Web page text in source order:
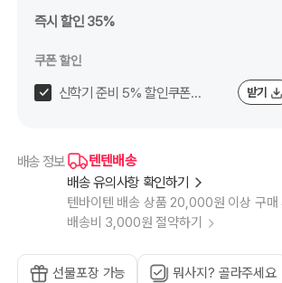
즉시 할인 35%
쿠폰 할인
신학기 준비 5% 할인쿠폰
받기
배송 정보
텐텐배송
배송 유의사항 확인하기
텐바이텐 배송 상품 20,000원 이상 구매
배송비 3,000원 절약하기
선물포장 가능 뭐사지? 골라주세요